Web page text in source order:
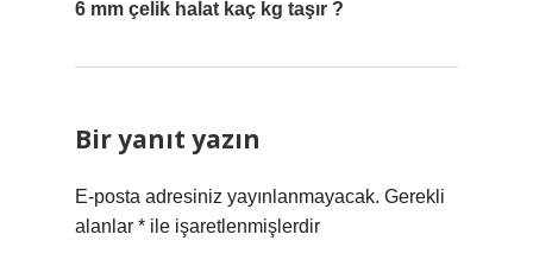
6 mm çelik halat kaç kg taşır ?
Bir yanıt yazın
E-posta adresiniz yayınlanmayacak. Gerekli
alanlar * ile işaretlenmişlerdir